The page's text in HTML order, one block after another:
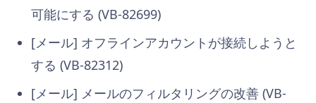
可能にする (VB-82699)
[メール] オフラインアカウントが接続しようと
する (VB-82312)
[メール] メールのフィルタリングの改善 (VB-